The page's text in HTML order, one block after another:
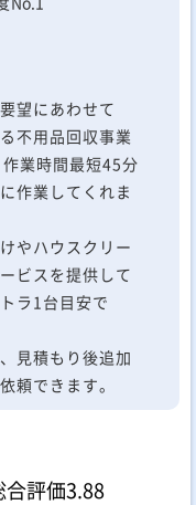
望にあわせて
不用品回収事業
業時間最短45分
作業してくれま
やハウスクリー
ビスを提供して
ラ1台目安で
見積もり後追加
頼できます。
合評価3.88